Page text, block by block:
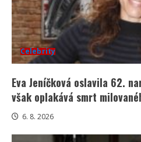
Celebrity
Eva Jeníčková oslavila 62.
však oplakává smrt
6. 8. 2026